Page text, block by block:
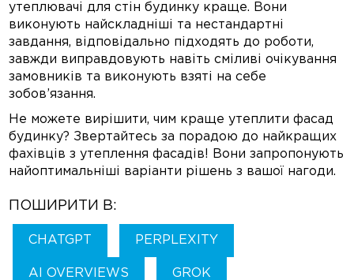
утеплювачі для стін будинку краще. Вони
виконують найскладніші та нестандартні
завдання, відповідально підходять до роботи,
завжди виправдовують навіть сміливі очікування
замовників та виконують взяті на себе
зобов’язання.
Не можете вирішити, чим краще утеплити фасад
будинку? Звертайтесь за порадою до найкращих
фахівців з утеплення фасадів! Вони запропонують
найоптимальніші варіанти рішень з вашої нагоди.
ПОШИРИТИ В:
CHATGPT PERPLEXITY
AI OVERVIEWS GROK